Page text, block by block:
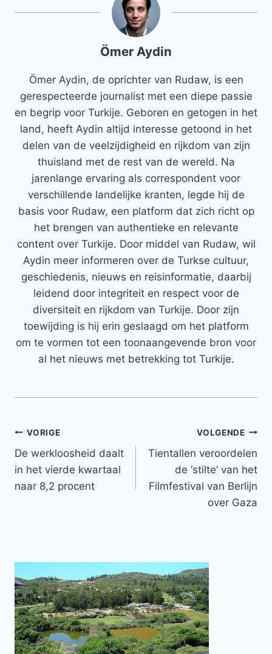
Ömer Aydin
Ömer Aydin, de oprichter van Rudaw, is een
gerespecteerde journalist met een diepe passie
en begrip voor Turkije. Geboren en getogen in het
land, heeft Aydin altijd interesse getoond in het
delen van de veelzijdigheid en rijkdom van zijn
thuisland met de rest van de wereld. Na
jarenlange ervaring als correspondent voor
verschillende landelijke kranten, legde hij de
basis voor Rudaw, een platform dat zich richt op
het brengen van authentieke en relevante
content over Turkije. Door middel van Rudaw, wil
Aydin meer informeren over de Turkse cultuur,
geschiedenis, nieuws en reisinformatie, daarbij
leidend door integriteit en respect voor de
diversiteit en rijkdom van Turkije. Door zijn
toewijding is hij erin geslaagd om het platform
om te vormen tot een toonaangevende bron voor
al het nieuws met betrekking tot Turkije.
Bericht
navigatie
VORIGE
De werkloosheid daalt
in het vierde kwartaal
naar 8,2 procent
VOLGENDE
Tientallen veroordelen
de ‘stilte’ van het
Filmfestival van Berlijn
over Gaza